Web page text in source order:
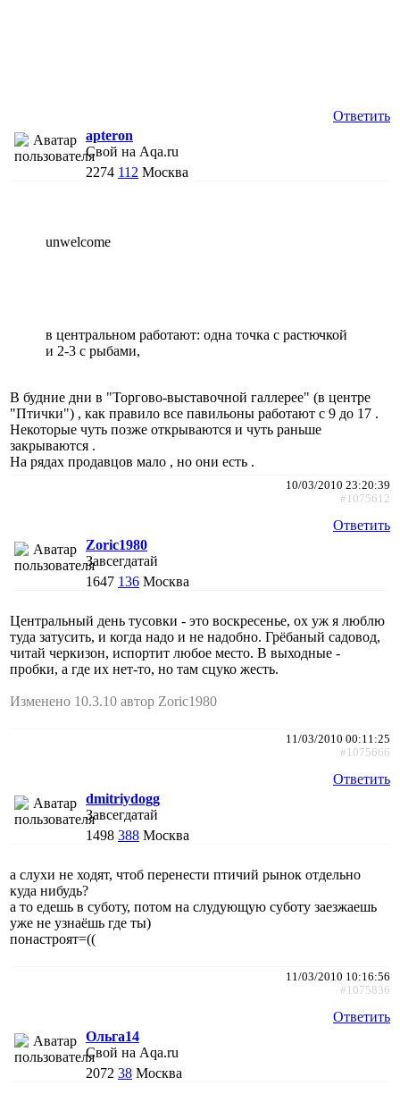
Ответить
apteron
Свой на Aqa.ru
2274 112 Москва
unwelcome
в центральном работают: одна точка с растючкой
и 2-3 с рыбами,
В будние дни в "Торгово-выставочной галлерее" (в центре
"Птички") , как правило все павильоны работают с 9 до 17 .
Некоторые чуть позже открываются и чуть раньше
закрываются .
На рядах продавцов мало , но они есть .
10/03/2010 23:20:39
#1075612
Ответить
Zoric1980
Завсегдатай
1647 136 Москва
Центральный день тусовки - это воскресенье, ох уж я люблю
туда затусить, и когда надо и не надобно. Грёбаный садовод,
читай черкизон, испортит любое место. В выходные -
пробки, а где их нет-то, но там сцуко жесть.
Изменено 10.3.10 автор Zoric1980
11/03/2010 00:11:25
#1075666
Ответить
dmitriydogg
Завсегдатай
1498 388 Москва
а слухи не ходят, чтоб перенести птичий рынок отдельно
куда нибудь?
а то едешь в суботу, потом на слудующую суботу заезжаешь
уже не узнаёшь где ты)
понастроят=((
11/03/2010 10:16:56
#1075836
Ответить
Ольга14
Свой на Aqa.ru
2072 38 Москва